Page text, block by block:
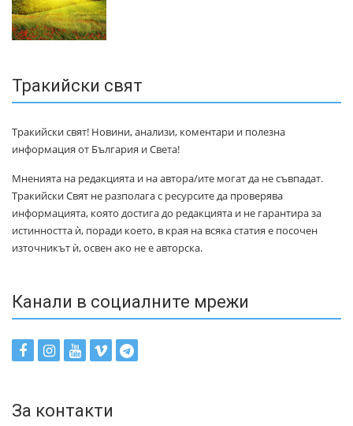
Тракийски свят
Тракийски свят! Новини, анализи, коментари и полезна
информация от България и Света!
Мненията на редакцията и на автора/ите могат да не съвпадат.
Тракийски Свят не разполага с ресурсите да проверява
информацията, която достига до редакцията и не гарантира за
истинността ѝ, поради което, в края на всяка статия е посочен
източникът ѝ, освен ако не е авторска.
Канали в социалните мрежи
За контакти